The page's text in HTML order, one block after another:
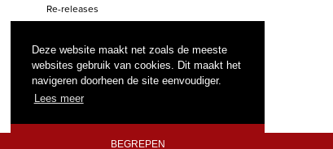
Deze website maakt net zoals de meeste
websites gebruik van cookies. Dit maakt het
navigeren doorheen de site eenvoudiger.
Lees meer
BEGREPEN
Re-releases
Wedstrijden
Tip van de Week